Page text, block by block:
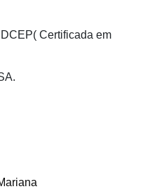
Certificada em